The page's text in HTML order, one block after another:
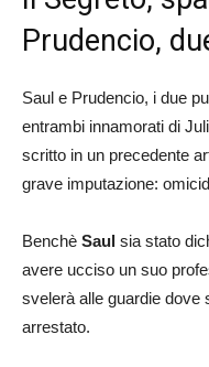
Prudencio,
Saul e Prudencio, i due
entrambi innamorati di
scritto in un precedente
grave imputazione:
Benchè Saul sia stato
avere ucciso un suo
svelerà alle guardie dove
arrestato.